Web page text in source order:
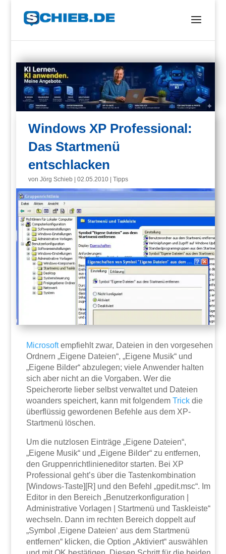
Windows XP Professional:
Das Startmenü
entschlacken
vonJörg Schieb |02.05.2010 |Tipps
Microsoftempfiehlt zwar, Dateien in den vorgesehen
Ordnern „Eigene Dateien“, „Eigene Musik“ und
„Eigene Bilder“ abzulegen; viele Anwender halten
sich aber nicht an die Vorgaben. Wer die
Speicherorte lieber selbst verwaltet und Dateien
woanders speichert, kann mit folgendemTrick die
überflüssig gewordenen Befehle aus dem XP-
Startmenü löschen.
Um die nutzlosen Einträge „Eigene Dateien“,
„Eigene Musik“ und „Eigene Bilder“ zu entfernen,
den Gruppenrichtlinieneditor starten. Bei XP
Professional geht’s über die Tastenkombination
[Windows-Taste][R] und den Befehl „gpedit.msc“. Im
Editor in den Bereich „Benutzerkonfiguration |
Administrative Vorlagen | Startmenü und Taskleiste“
wechseln. Dann im rechten Bereich doppelt auf
„Symbol ‚Eigene Dateien‘ aus dem Startmenü
entfernen“ klicken, die Option „Aktiviert“ auswählen